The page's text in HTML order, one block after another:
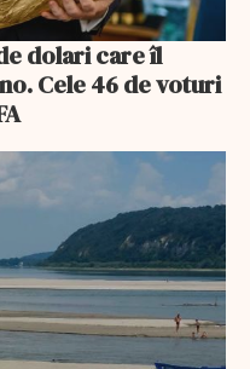
dolari care îl
Cele 46 de voturi